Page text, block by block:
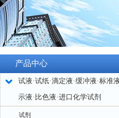
产品中心
试液·试纸·滴定液·缓冲液·标准
示液·比色液·进口化学试剂
试剂